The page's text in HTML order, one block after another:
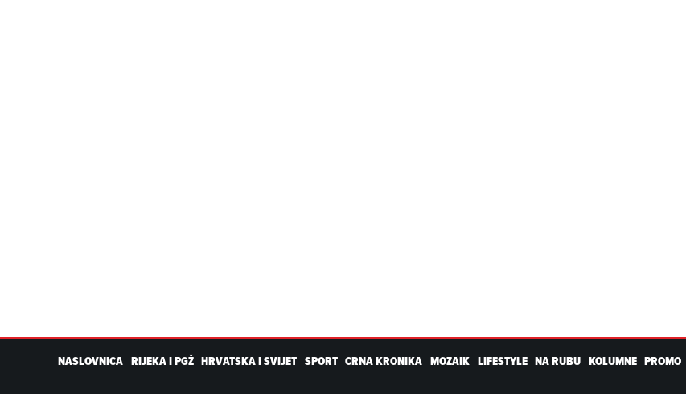
NASLOVNICA RIJEKA I PGŽ HRVATSKA I SVIJET SPORT CRNA KRONIKA MOZAIK LIFESTYLE NA RUBU KOLUMNE PROMO